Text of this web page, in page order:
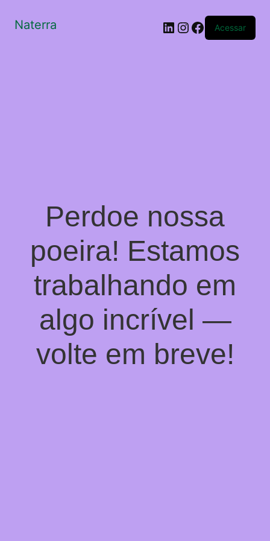
Naterra LinkedIn
Instagram
Facebook
Acessar
Perdoe nossa
poeira! Estamos
trabalhando em
algo incrível —
volte em breve!